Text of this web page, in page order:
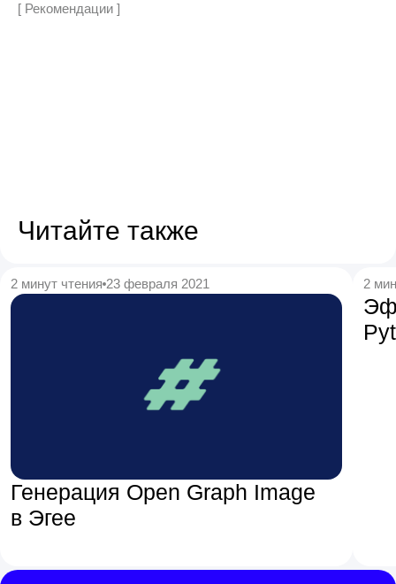
[ Рекомендации ]
Читайте также
2 минут чтения 23 февраля 2021
Генерация Open Graph Image
в Эгее
2